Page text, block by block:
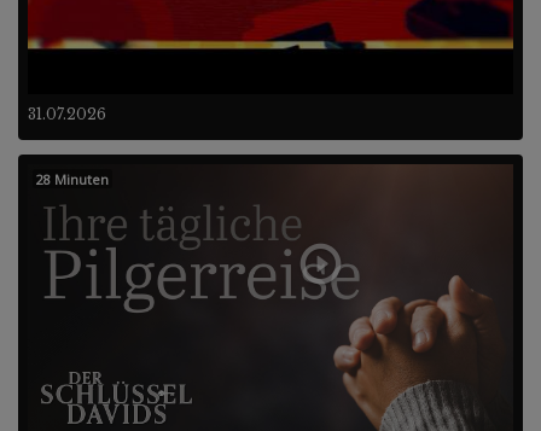
31.07.2026
28 Minuten